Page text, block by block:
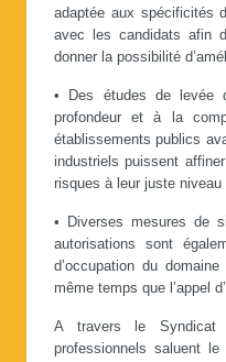
adaptée aux spécificités
avec les candidats afin
donner la possibilité
• Des études de
profondeur et à la
établissements publics
industriels puissent
risques à leur juste niveau
• Diverses mesures de
autorisations sont
d’occupation du
même temps que l’appel
A travers le Syndicat
professionnels saluent